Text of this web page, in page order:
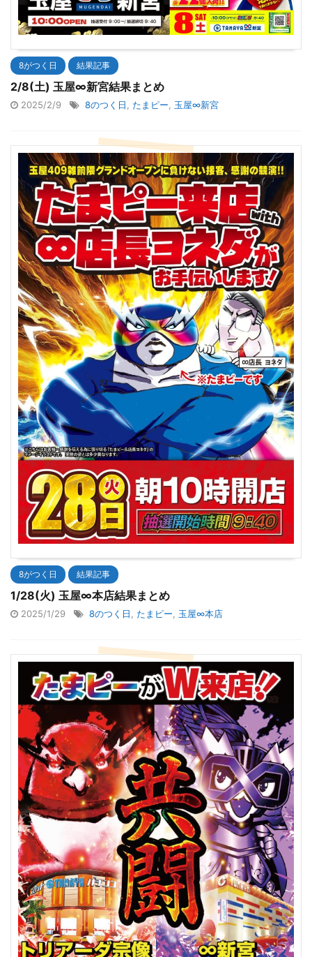
8がつく日 結果記事
2/8(土) 玉屋∞新宮結果まとめ
2025/2/9 8のつく日 たまピー 玉屋∞新宮
8がつく日 結果記事
1/28(火) 玉屋∞本店結果まとめ
2025/1/29 8のつく日 たまピー 玉屋∞本店